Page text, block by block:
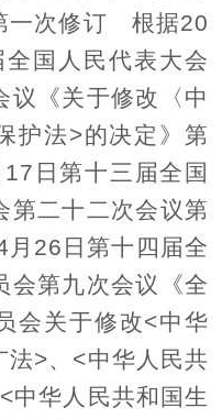
一次修订 根据20
国人民代表大会
议《关于修改〈中
护法>的决定》第
日第十三届全国
第二十二次会议第
26 日第十四届全
会第九次会议《全
会关于修改<中华
法>、<中华人民共
中华人民共和国生